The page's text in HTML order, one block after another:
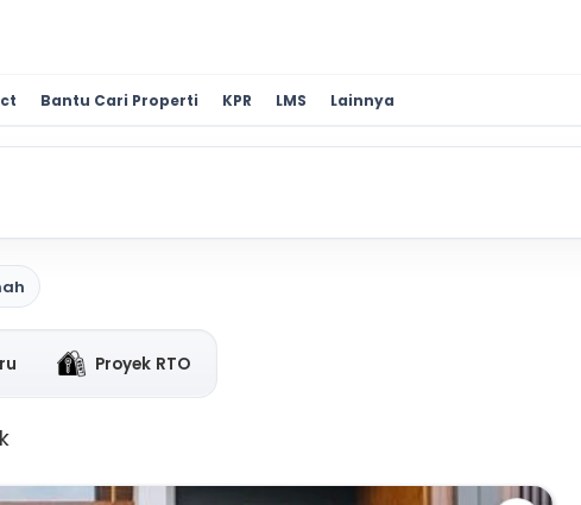
Bantu Cari Properti KPR LMS Lainnya
Proyek RTO